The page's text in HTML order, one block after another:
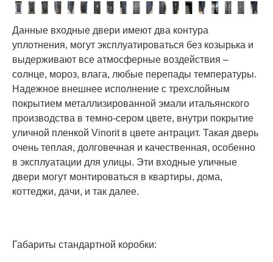
Данные входные двери имеют два контура
уплотнения, могут эксплуатироваться без козырька и
выдерживают все атмосферные воздействия –
солнце, мороз, влага, любые перепады температуры.
Надежное внешнее исполнение с трехслойным
покрытием металлизированной эмали итальянского
производства в темно-сером цвете, внутри покрытие
уличной пленкой Vinorit в цвете антрацит. Такая дверь
очень теплая, долговечная и качественная, особенно
в эксплуатации для улицы. Эти входные уличные
двери могут монтироваться в квартиры, дома,
коттеджи, дачи, и так далее.
Габариты стандартной коробки: